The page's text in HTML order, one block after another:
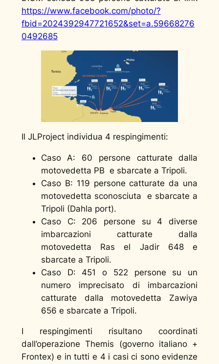
https://www.facebook.com/photo/?
fbid=2024392947721652&set=a.59668276
0492685
Il JLProject individua 4 respingimenti:
Caso A: 60 persone catturate dalla
motovedetta PB e sbarcate a Tripoli.
Caso B: 119 persone catturate da una
motovedetta sconosciuta e sbarcate a
Tripoli (Dahla port).
Caso C: 206 persone su 4 diverse
imbarcazioni catturate dalla
motovedetta Ras el Jadir 648 e
sbarcate a Tripoli.
Caso D: 451 o 522 persone su un
numero imprecisato di imbarcazioni
catturate dalla motovedetta Zawiya
656 e sbarcate a Tripoli.
I respingimenti risultano coordinati
dall’operazione Themis (governo italiano +
Frontex) e in tutti e 4 i casi ci sono evidenze